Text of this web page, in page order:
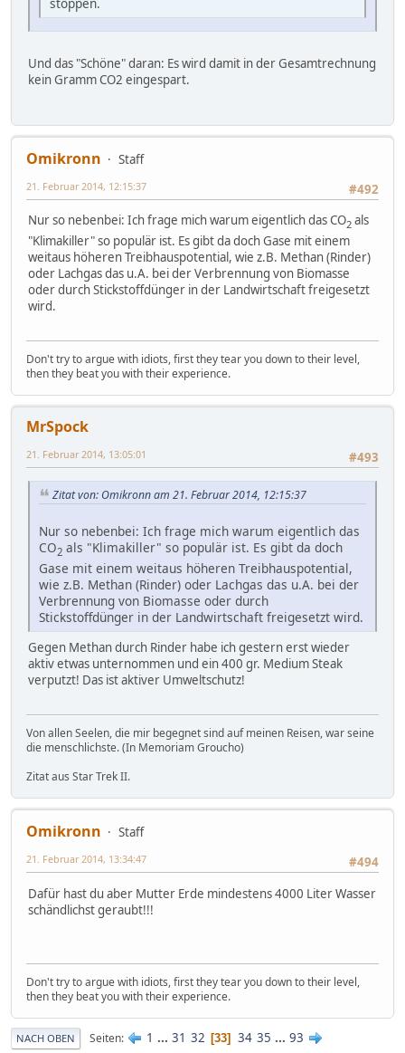
Und das "Schöne" daran: Es wird damit in der Gesamtrechnung
kein Gramm CO2 eingespart.
Omikronn
Staff
#492
21. Februar 2014, 12:15:37
Nur so nebenbei: Ich frage mich warum eigentlich das CO2 als
"Klimakiller" so populär ist. Es gibt da doch Gase mit einem
weitaus höheren Treibhauspotential, wie z.B. Methan (Rinder)
oder Lachgas das u.A. bei der Verbrennung von Biomasse
oder durch Stickstoffdünger in der Landwirtschaft freigesetzt
wird.
Don't try to argue with idiots, first they tear you down to their level,
then they beat you with their experience.
MrSpock
#493
21. Februar 2014, 13:05:01
Zitat von: Omikronn am 21. Februar 2014, 12:15:37
Nur so nebenbei: Ich frage mich warum eigentlich das
CO2 als "Klimakiller" so populär ist. Es gibt da doch
Gase mit einem weitaus höheren Treibhauspotential,
wie z.B. Methan (Rinder) oder Lachgas das u.A. bei der
Verbrennung von Biomasse oder durch
Stickstoffdünger in der Landwirtschaft freigesetzt wird.
Gegen Methan durch Rinder habe ich gestern erst wieder
aktiv etwas unternommen und ein 400 gr. Medium Steak
verputzt! Das ist aktiver Umweltschutz!
Von allen Seelen, die mir begegnet sind auf meinen Reisen, war seine
die menschlichste. (In Memoriam Groucho)
Zitat aus Star Trek II.
Omikronn
Staff
#494
21. Februar 2014, 13:34:47
Dafür hast du aber Mutter Erde mindestens 4000 Liter Wasser
schändlichst geraubt!!!
Don't try to argue with idiots, first they tear you down to their level,
then they beat you with their experience.
NACH OBEN Seiten 1 ... 31 32 33 34 35 ... 93